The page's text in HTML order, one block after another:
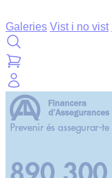
Galeries Vist i no vist